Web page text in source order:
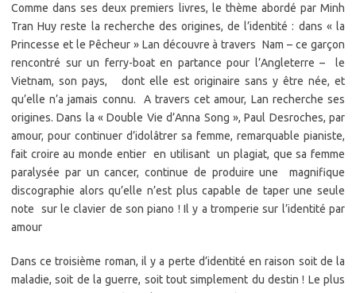
Comme dans ses deux premiers livres, le thème abordé par Minh
Tran Huy reste la recherche des origines, de l’identité : dans « la
Princesse et le Pêcheur » Lan découvre à travers Nam – ce garçon
rencontré sur un ferry-boat en partance pour l’Angleterre – le
Vietnam, son pays, dont elle est originaire sans y être née, et
qu’elle n’a jamais connu. A travers cet amour, Lan recherche ses
origines. Dans la « Double Vie d’Anna Song », Paul Desroches, par
amour, pour continuer d’idolâtrer sa femme, remarquable pianiste,
fait croire au monde entier en utilisant un plagiat, que sa femme
paralysée par un cancer, continue de produire une magnifique
discographie alors qu’elle n’est plus capable de taper une seule
note sur le clavier de son piano ! Il y a tromperie sur l’identité par
amour
Dans ce troisième roman, il y a perte d’identité en raison soit de la
maladie, soit de la guerre, soit tout simplement du destin ! Le plus